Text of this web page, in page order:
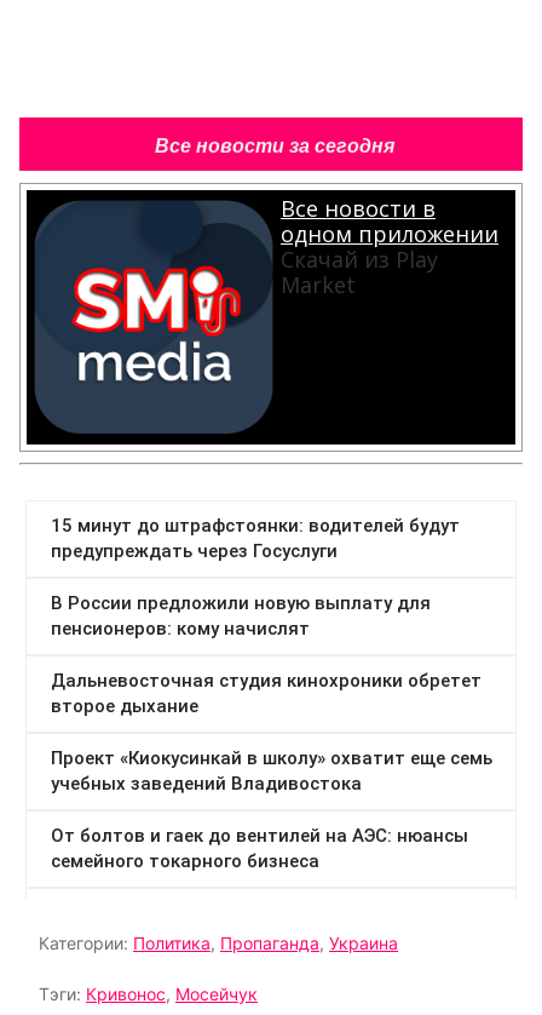
Все новости за сегодня
Все новости в
одном приложении
Скачай из Play
Market
Категории: Политика, Пропаганда, Украина
Тэги: Кривонос, Мосейчук